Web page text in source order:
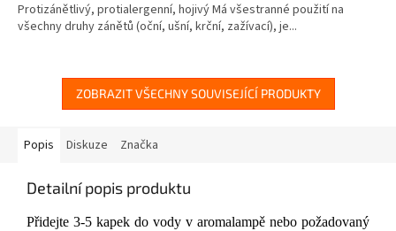
z
5
Protizánětlivý, protialergenní, hojivý Má všestranné použití na
všechny druhy zánětů (oční, ušní, krční, zažívací), je...
ZOBRAZIT VŠECHNY SOUVISEJÍCÍ PRODUKTY
Popis Diskuze Značka
Detailní popis produktu
Přidejte 3-5 kapek do vody v aromalampě nebo požadovaný